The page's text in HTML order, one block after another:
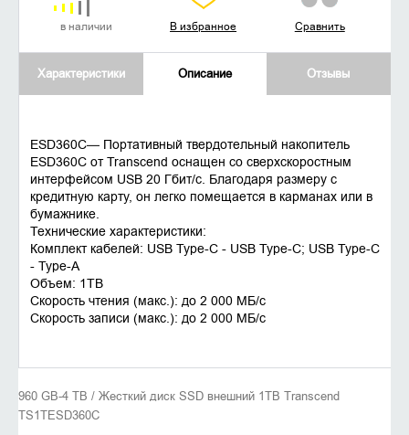
в наличии В избранное Сравнить
Характеристики Описание Отзывы
ESD360C— Портативный твердотельный накопитель
ESD360C от Transcend оснащен со сверхскоростным
интерфейсом USB 20 Гбит/с. Благодаря размеру с
кредитную карту, он легко помещается в карманах или в
бумажнике.
Технические характеристики:
Комплект кабелей: USB Type-C - USB Type-C; USB Type-C
- Type-A
Объем: 1TB
Скорость чтения (макс.): до 2 000 MБ/с
Скорость записи (макс.): до 2 000 MБ/с
960 GB-4 TB / Жесткий диск SSD внешний 1TB Transcend
TS1TESD360C